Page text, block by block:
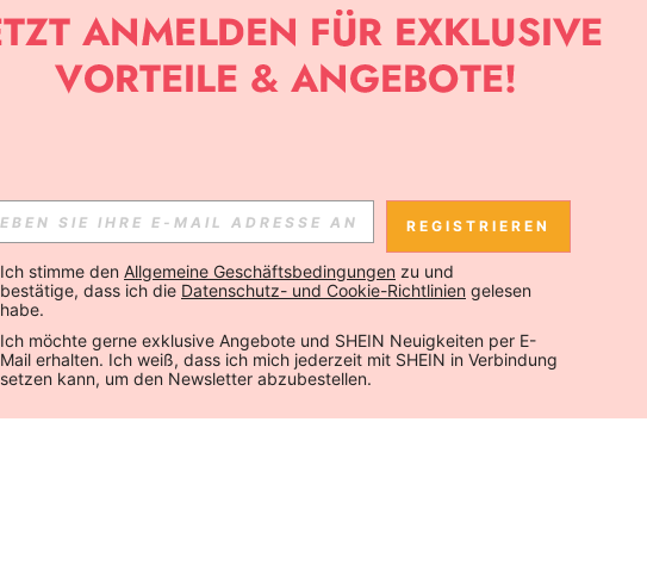
REGISTRIEREN
Ich stimme den Allgemeine Geschäftsbedingungen zu und
bestätige, dass ich die Datenschutz- und Cookie-Richtlinien gelesen
habe.
Ich möchte gerne exklusive Angebote und SHEIN Neuigkeiten per E-
Mail erhalten. Ich weiß, dass ich mich jederzeit mit SHEIN in Verbindung
setzen kann, um den Newsletter abzubestellen.